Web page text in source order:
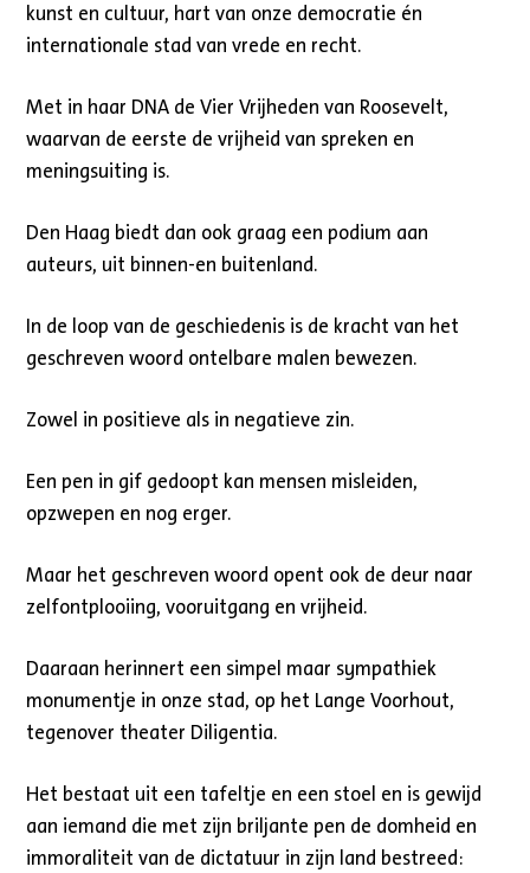
kunst en cultuur, hart van onze democratie én
internationale stad van vrede en recht.
Met in haar DNA de Vier Vrijheden van Roosevelt,
waarvan de eerste de vrijheid van spreken en
meningsuiting is.
Den Haag biedt dan ook graag een podium aan
auteurs, uit binnen-en buitenland.
In de loop van de geschiedenis is de kracht van het
geschreven woord ontelbare malen bewezen.
Zowel in positieve als in negatieve zin.
Een pen in gif gedoopt kan mensen misleiden,
opzwepen en nog erger.
Maar het geschreven woord opent ook de deur naar
zelfontplooiing, vooruitgang en vrijheid.
Daaraan herinnert een simpel maar sympathiek
monumentje in onze stad, op het Lange Voorhout,
tegenover theater Diligentia.
Het bestaat uit een tafeltje en een stoel en is gewijd
aan iemand die met zijn briljante pen de domheid en
immoraliteit van de dictatuur in zijn land bestreed: